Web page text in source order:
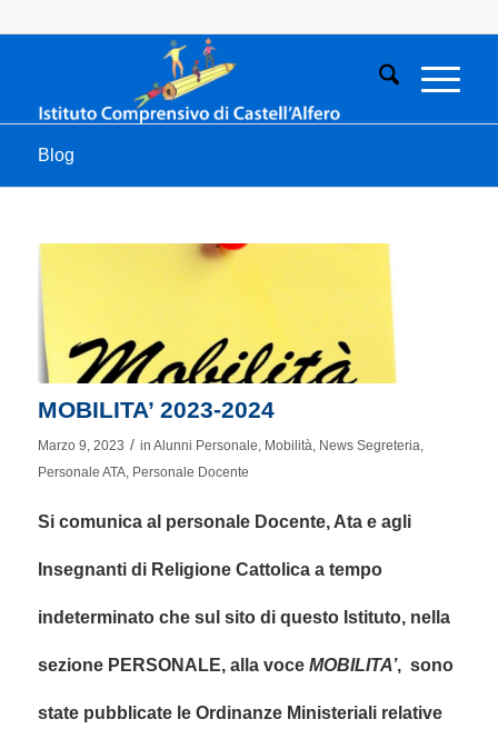
Blog
MOBILITA’ 2023-2024
Marzo 9, 2023 / in Alunni Personale Mobilità News Segreteria
Personale ATA, Personale Docente
Si comunica al personale Docente, Ata e agli
Insegnanti di Religione Cattolica a tempo
indeterminato che sul sito di questo Istituto, nella
sezione PERSONALE, alla voce MOBILITA’, sono
state pubblicate le Ordinanze Ministeriali relative